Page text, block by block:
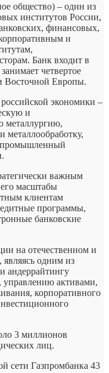
общество) – один из
институтов России,
финансовых,
и
Банк входит в
четвертое
Восточной Европы.
экономики –
и
металлургию,
металлообработку,
важным
масштабы
клиентам
программы,
банковские
на отечественном и
одним из
андеррайтингу
управлению активами,
корпоративного
3 миллионов
лиц.
сети Газпромбанка 43